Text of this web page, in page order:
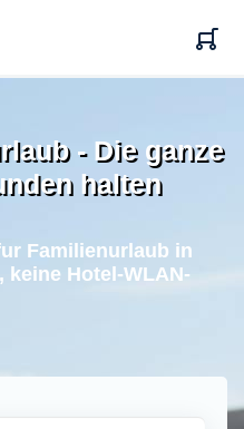
- Die ganze
halten
Familienurlaub in
keine Hotel-WLAN-